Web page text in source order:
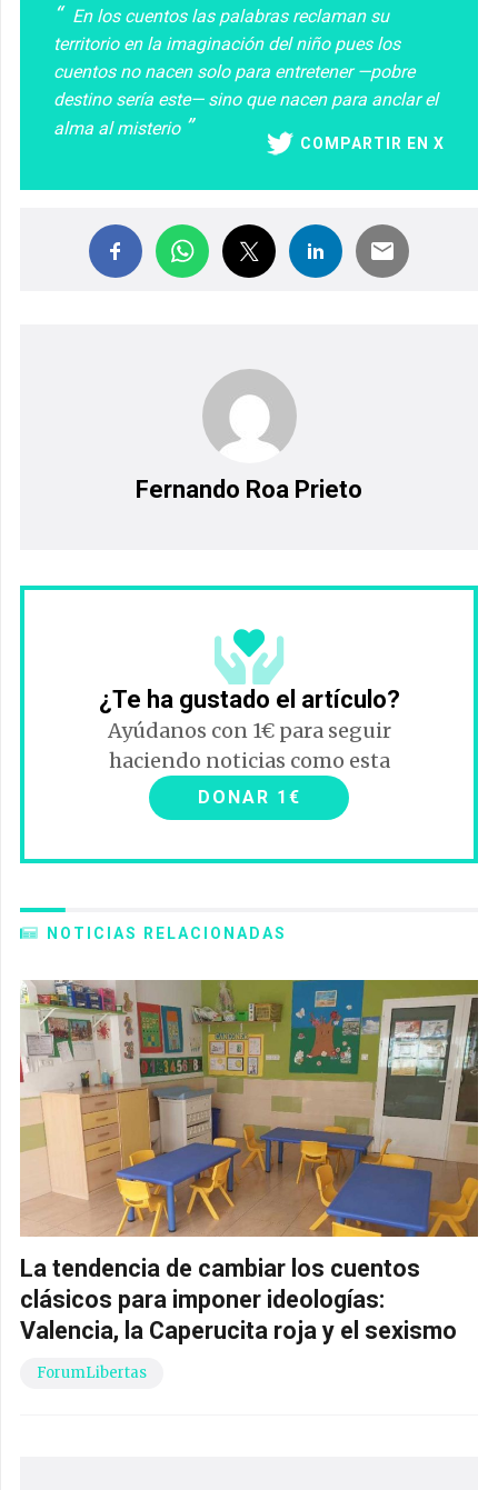
En los cuentos las palabras reclaman su
territorio en la imaginación del niño pues los
cuentos no nacen solo para entretener —pobre
destino sería este— sino que nacen para anclar el
alma al misterio
COMPARTIR EN X
Fernando Roa Prieto
¿Te ha gustado el artículo?
Ayúdanos con 1€ para seguir
haciendo noticias como esta
DONAR 1€
NOTICIAS RELACIONADAS
La tendencia de cambiar los cuentos
clásicos para imponer ideologías:
Valencia, la Caperucita roja y el sexismo
ForumLibertas